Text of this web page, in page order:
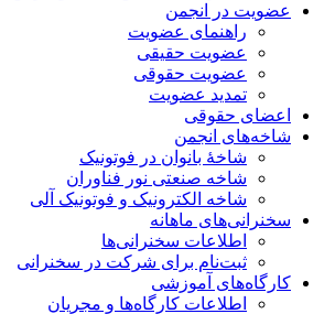
عضویت در انجمن
راهنمای عضویت
عضویت حقیقی
عضویت حقوقی
تمدید عضویت
اعضای حقوقی
شاخه‌های انجمن
شاخۀ بانوان در فوتونیک
شاخه صنعتی نور فناوران
شاخه‌ الکترونیک و فوتونیک آلی
سخنرانی‌های ماهانه
اطلاعات سخنرانی‌‌ها
ثبت‌نام برای شرکت در سخنرانی
کارگاه‌های آموزشی
اطلاعات کارگاه‌ها و مجریان